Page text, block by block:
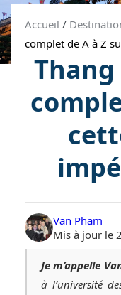
Accueil /
complet de A à Z
Thang
Van Pham
Mis à jour le
Je m’appelle
à l’université